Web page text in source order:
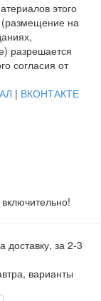
этого
(размещение на
разрешается
согласия от
| ВКОНТАКТЕ
за 2-3
варианты